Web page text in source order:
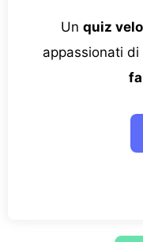
Un quiz
appassionati di